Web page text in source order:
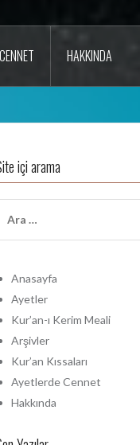
HAKKINDA
içi arama
Anasayfa
Ayetler
Kur’an-ı Kerim Meali
Arşivler
Kur’an Kıssaları
Ayetlerde Cennet
Hakkında